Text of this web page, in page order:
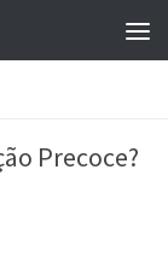
Precoce?